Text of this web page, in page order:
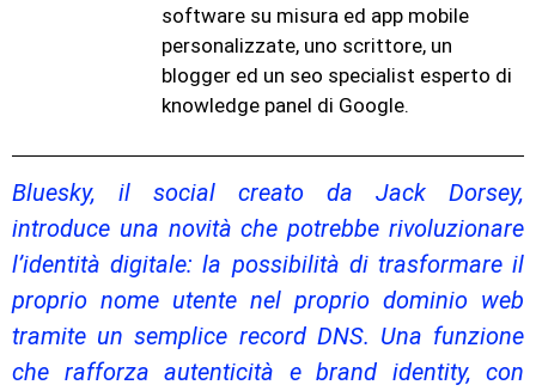
software su misura ed app mobile
personalizzate, uno scrittore, un
blogger ed un seo specialist esperto di
knowledge panel di Google.
Bluesky, il social creato da Jack Dorsey,
introduce una novità che potrebbe rivoluzionare
l’identità digitale: la possibilità di trasformare il
proprio nome utente nel proprio dominio web
tramite un semplice record DNS. Una funzione
che rafforza autenticità e brand identity, con